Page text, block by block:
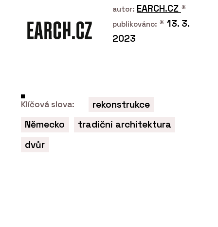
ČLÁNKY
“Levná řešení jsou ta nejdražší,” říká
Petr Starý z firmy Urbania. Navrhují
autor: EARCH.CZ *
publikováno: * 13. 3.
2023
Klíčová slova:
rekonstrukce
Německo
tradiční architektura
dvůr